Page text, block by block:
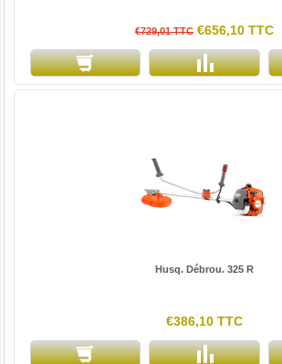
€729,01 TTC €656,10 TTC
Husq. Débrou. 325 R
€386,10 TTC